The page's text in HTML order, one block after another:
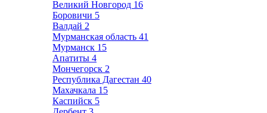
Великий Новгород 16
Боровичи 5
Валдай 2
Мурманская область 41
Мурманск 15
Апатиты 4
Мончегорск 2
Республика Дагестан 40
Махачкала 15
Каспийск 5